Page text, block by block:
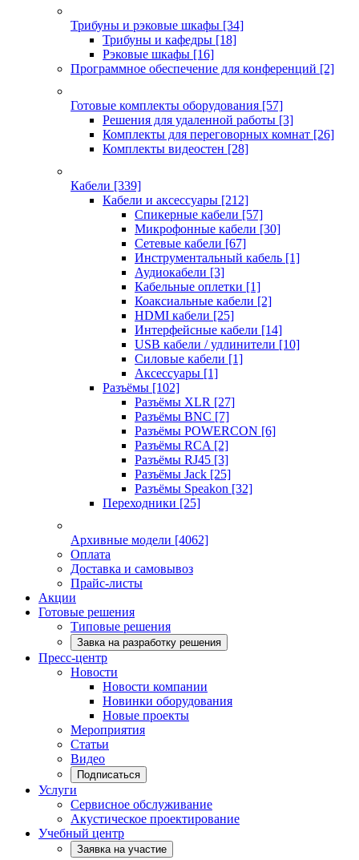
Трибуны и рэковые шкафы [34]
Трибуны и кафедры [18]
Рэковые шкафы [16]
Программное обеспечение для конференций [2]
Готовые комплекты оборудования [57]
Решения для удаленной работы [3]
Комплекты для переговорных комнат [26]
Комплекты видеостен [28]
Кабели [339]
Кабели и аксессуары [212]
Спикерные кабели [57]
Микрофонные кабели [30]
Сетевые кабели [67]
Инструментальный кабель [1]
Аудиокабели [3]
Кабельные оплетки [1]
Коаксиальные кабели [2]
HDMI кабели [25]
Интерфейсные кабели [14]
USB кабели / удлинители [10]
Силовые кабели [1]
Аксессуары [1]
Разъёмы [102]
Разъёмы XLR [27]
Разъёмы BNC [7]
Разъёмы POWERCON [6]
Разъёмы RCA [2]
Разъёмы RJ45 [3]
Разъёмы Jack [25]
Разъёмы Speakon [32]
Переходники [25]
Архивные модели [4062]
Оплата
Доставка и самовывоз
Прайс-листы
Акции
Готовые решения
Типовые решения
Завка на разработку решения
Пресс-центр
Новости
Новости компании
Новинки оборудования
Новые проекты
Мероприятия
Статьи
Видео
Подписаться
Услуги
Сервисное обслуживание
Акустическое проектирование
Учебный центр
Заявка на участие